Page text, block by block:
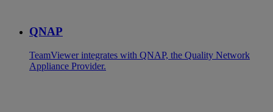
QNAP
TeamViewer integrates with QNAP, the Quality Network
Appliance Provider.